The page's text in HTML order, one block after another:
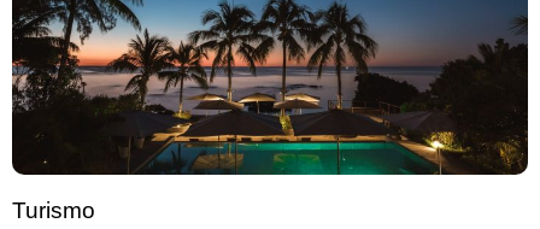
Turismo